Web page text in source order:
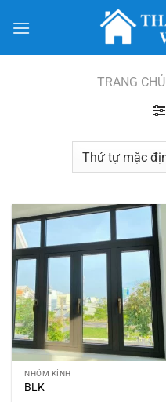
qua
TRANG CHỦ
NHÔM KÍNH
BLK